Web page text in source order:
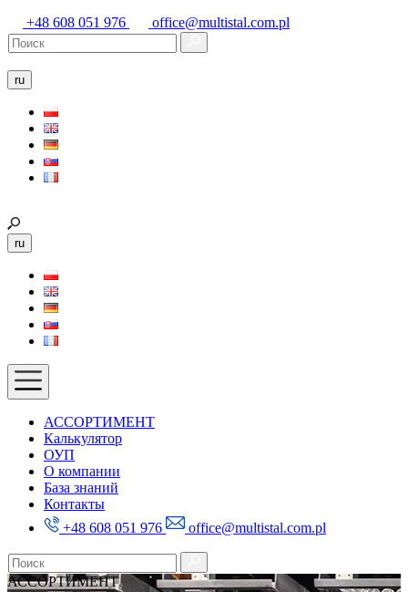
+48 608 051 976 office@multistal.com.pl
ru
ru
АССОРТИМЕНТ
Калькулятор
ОУП
О компании
База знаний
Контакты
+48 608 051 976
office@multistal.com.pl
АССОРТИМЕНТ